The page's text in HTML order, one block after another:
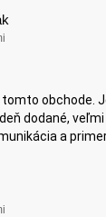
obchode.
dodané,
a